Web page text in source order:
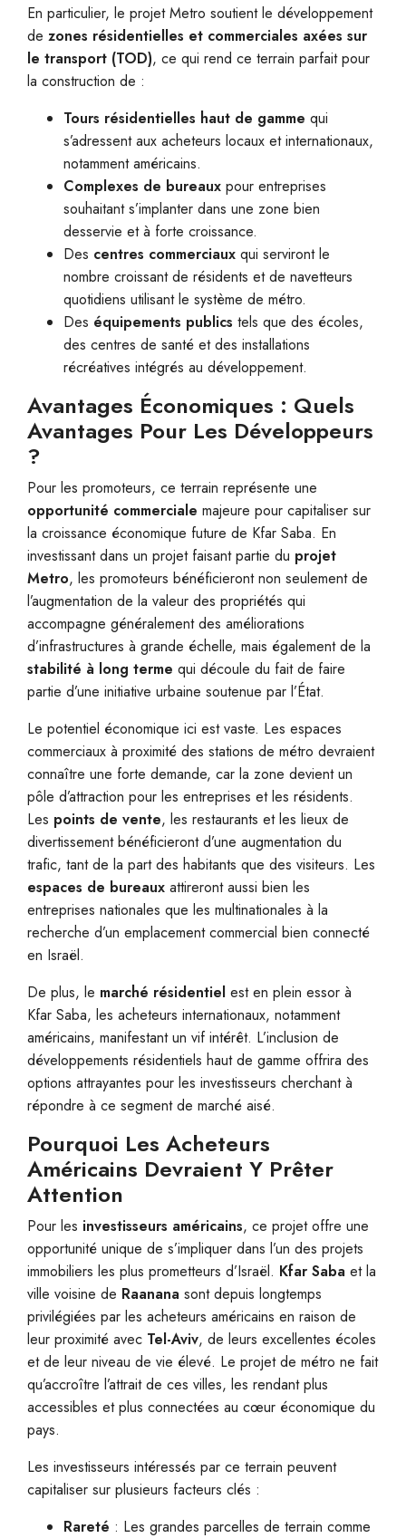
En particulier, le projet Metro soutient le développement
de zones résidentielles et commerciales axées sur
le transport (TOD), ce qui rend ce terrain parfait pour
la construction de :
Tours résidentielles haut de gamme qui
s’adressent aux acheteurs locaux et internationaux,
notamment américains.
Complexes de bureaux pour entreprises
souhaitant s’implanter dans une zone bien
desservie et à forte croissance.
Des centres commerciaux qui serviront le
nombre croissant de résidents et de navetteurs
quotidiens utilisant le système de métro.
Des équipements publics tels que des écoles,
des centres de santé et des installations
récréatives intégrés au développement.
Avantages Économiques : Quels
Avantages Pour Les Développeurs
?
Pour les promoteurs, ce terrain représente une
opportunité commerciale majeure pour capitaliser sur
la croissance économique future de Kfar Saba. En
investissant dans un projet faisant partie du projet
Metro, les promoteurs bénéficieront non seulement de
l’augmentation de la valeur des propriétés qui
accompagne généralement des améliorations
d’infrastructures à grande échelle, mais également de la
stabilité à long terme qui découle du fait de faire
partie d’une initiative urbaine soutenue par l’État.
Le potentiel économique ici est vaste. Les espaces
commerciaux à proximité des stations de métro devraient
connaître une forte demande, car la zone devient un
pôle d’attraction pour les entreprises et les résidents.
Les points de vente, les restaurants et les lieux de
divertissement bénéficieront d’une augmentation du
trafic, tant de la part des habitants que des visiteurs. Les
espaces de bureaux attireront aussi bien les
entreprises nationales que les multinationales à la
recherche d’un emplacement commercial bien connecté
en Israël.
De plus, le marché résidentiel est en plein essor à
Kfar Saba, les acheteurs internationaux, notamment
américains, manifestant un vif intérêt. L’inclusion de
développements résidentiels haut de gamme offrira des
options attrayantes pour les investisseurs cherchant à
répondre à ce segment de marché aisé.
Pourquoi Les Acheteurs
Américains Devraient Y Prêter
Attention
Pour les investisseurs américains, ce projet offre une
opportunité unique de s’impliquer dans l’un des projets
immobiliers les plus prometteurs d’Israël. Kfar Saba et la
ville voisine de Raanana sont depuis longtemps
privilégiées par les acheteurs américains en raison de
leur proximité avec Tel-Aviv, de leurs excellentes écoles
et de leur niveau de vie élevé. Le projet de métro ne fait
qu’accroître l’attrait de ces villes, les rendant plus
accessibles et plus connectées au cœur économique du
pays.
Les investisseurs intéressés par ce terrain peuvent
capitaliser sur plusieurs facteurs clés :
Rareté : Les grandes parcelles de terrain comme